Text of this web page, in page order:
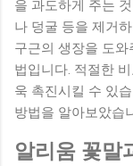
을 과도하게 주는
나 덩굴 등을 제거
구근의 생장을 도
법입니다. 적절한
욱 촉진시킬 수 있
방법을 알아보았습
알리움 꽃말